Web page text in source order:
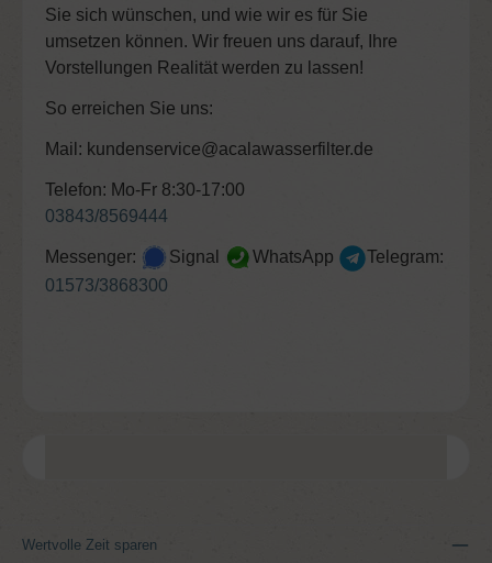
Sie sich wünschen, und wie wir es für Sie
umsetzen können. Wir freuen uns darauf, Ihre
Vorstellungen Realität werden zu lassen!
So erreichen Sie uns:
Mail: kundenservice@acalawasserfilter.de
Telefon: Mo-Fr 8:30-17:00
03843/8569444
Messenger: Signal WhatsApp
Telegram:
01573/3868300
Wertvolle Zeit sparen